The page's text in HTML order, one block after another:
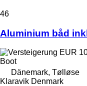
46
Aluminium båd
EUR
Boot
Dänemark, Tølløse
Klaravik Denmark